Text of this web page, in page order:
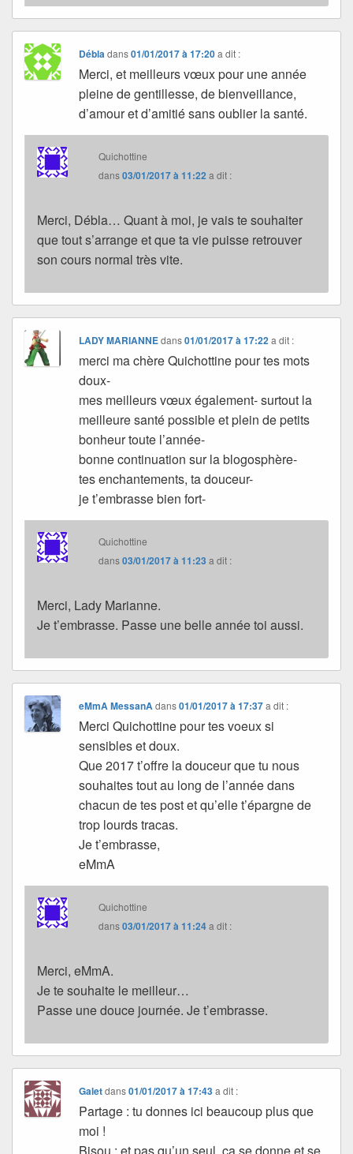
Débladans01/01/2017 à 17:20 a dit :
Merci, et meilleurs vœux pour une année
pleine de gentillesse, de bienveillance,
d’amour et d’amitié sans oublier la santé.
Quichottine
dans03/01/2017 à 11:22 a dit :
Merci, Débla… Quant à moi, je vais te souhaiter
que tout s’arrange et que ta vie puisse retrouver
son cours normal très vite.
LADY MARIANNEdans01/01/2017 à 17:22 a dit :
merci ma chère Quichottine pour tes mots
doux-
mes meilleurs vœux également- surtout la
meilleure santé possible et plein de petits
bonheur toute l’année-
bonne continuation sur la blogosphère-
tes enchantements, ta douceur-
je t’embrasse bien fort-
Quichottine
dans03/01/2017 à 11:23 a dit :
Merci, Lady Marianne.
Je t’embrasse. Passe une belle année toi aussi.
eMmA MessanAdans01/01/2017 à 17:37 a dit :
Merci Quichottine pour tes voeux si
sensibles et doux.
Que 2017 t’offre la douceur que tu nous
souhaites tout au long de l’année dans
chacun de tes post et qu’elle t’épargne de
trop lourds tracas.
Je t’embrasse,
eMmA
Quichottine
dans03/01/2017 à 11:24a dit :
Merci, eMmA.
Je te souhaite le meilleur…
Passe une douce journée. Je t’embrasse.
Galetdans01/01/2017 à 17:43 a dit :
Partage : tu donnes ici beaucoup plus que
moi !